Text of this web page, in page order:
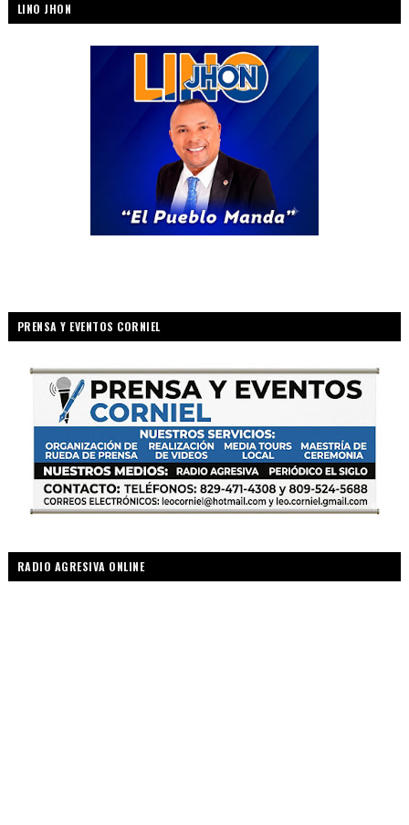
LINO JHON
PRENSA Y EVENTOS CORNIEL
RADIO AGRESIVA ONLINE